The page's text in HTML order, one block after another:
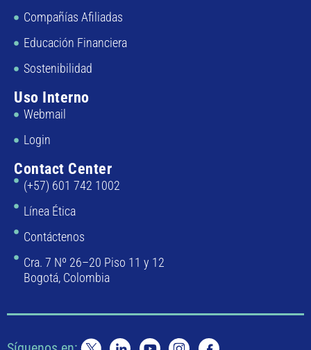
Compañías Afiliadas
Educación Financiera
Sostenibilidad
Uso Interno
Webmail
Login
Contact Center
(+57) 601 742 1002
Línea Ética
Contáctenos
Cra. 7 Nº 26–20 Piso 11 y 12
Bogotá, Colombia